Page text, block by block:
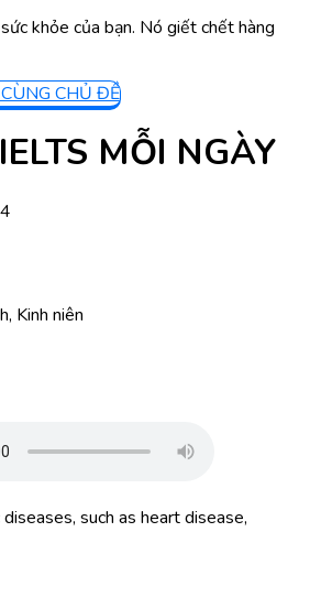
khỏe của bạn. Nó giết chết hàng
CHỦ ĐỀ
MỖI NGÀY
Kinh niên
such as heart disease,